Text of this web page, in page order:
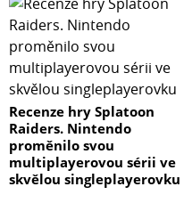
Recenze hry Splatoon
Raiders. Nintendo
proměnilo svou
multiplayerovou sérii ve
skvělou singleplayerovku